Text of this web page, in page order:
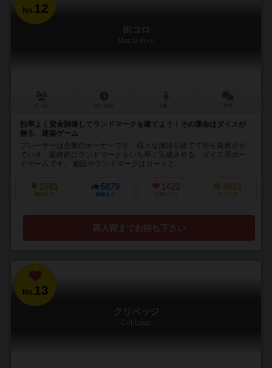
No.12
街コロ
Machi Koro
効率よく資金調達してランドマークを建てよう！その運命はダイスが
握る、建築ゲーム
プレーヤーは企業のオーナーです。様々な施設を建てて街を発展させ
ていき、最終的にランドマークをいち早く完成させる、ダイス系ボー
ドゲームです。 施設やランドマークはカードと...
1581
興味あり
5879
経験あり
1422
お気に入り
4021
持ってる
再入荷までお待ち下さい
No.13
クリベッジ
Cribbage